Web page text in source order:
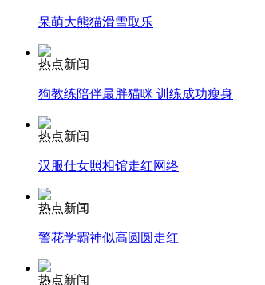
山西运城恶犬咬伤多人 警民合力深夜将
女孩北京地铁殴打老人 痛下狠手拳打脚踢
无痛分娩是否安全 医生回应
外交部：反对强权政治霸凌主义
外交部：有关国家言论片面不公正
呆萌大熊猫滑雪取乐
热点新闻
狗教练陪伴最胖猫咪 训练成功瘦身
热点新闻
汉服仕女照相馆走红网络
热点新闻
警花学霸神似高圆圆走红
热点新闻